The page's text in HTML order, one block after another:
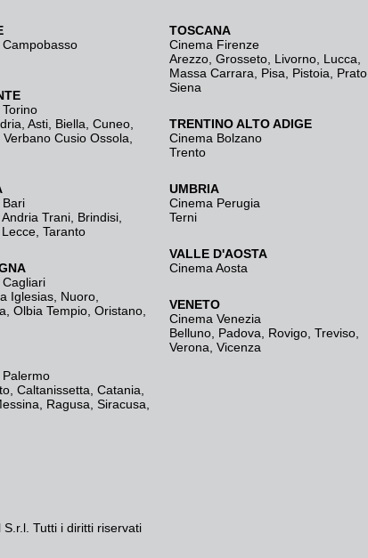
Asti Biella Cuneo
Verbano Cusio Ossola
Trani Brindisi
Lecce Taranto
Iglesias Nuoro
Olbia Tempio Oristano
Caltanissetta Catania
Ragusa Siracusa
TOSCANA
Cinema Firenze
Arezzo Grosseto Livorno Lucca
Massa Carrara
Pisa Pistoia Prato
Siena
TRENTINO ALTO ADIGE
Cinema Bolzano
Trento
UMBRIA
Cinema Perugia
Terni
VALLE D'AOSTA
Cinema Aosta
VENETO
Cinema Venezia
Belluno Padova Rovigo Treviso
Verona Vicenza
Tutti i diritti riservati